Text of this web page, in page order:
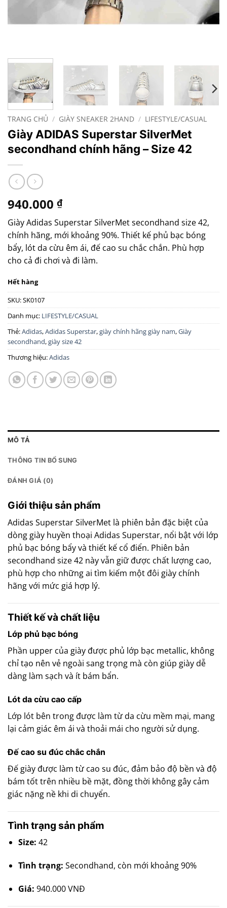
TRANG CHỦ / GIÀY SNEAKER 2HAND / LIFESTYLE/CASUAL
Giày ADIDAS Superstar SilverMet
secondhand chính hãng – Size 42
940.000 ₫
Giày Adidas Superstar SilverMet secondhand size 42,
chính hãng, mới khoảng 90%. Thiết kế phủ bạc bóng
bẩy, lót da cừu êm ái, đế cao su chắc chắn. Phù hợp
cho cả đi chơi và đi làm.
Hết hàng
SKU:SK0107
Danh mục: LIFESTYLE/CASUAL
Thẻ:Adidas,Adidas Superstar,giày chính hãng giày nam,Giày
secondhand,giày size 42
Thương hiệu:Adidas
MÔ TẢ
THÔNG TIN BỔ SUNG
ĐÁNH GIÁ (0)
Giới thiệu sản phẩm
Adidas Superstar SilverMet là phiên bản đặc biệt của
dòng giày huyền thoại Adidas Superstar, nổi bật với lớp
phủ bạc bóng bẩy và thiết kế cổ điển. Phiên bản
secondhand size 42 này vẫn giữ được chất lượng cao,
phù hợp cho những ai tìm kiếm một đôi giày chính
hãng với mức giá hợp lý.
Thiết kế và chất liệu
Lớp phủ bạc bóng
Phần upper của giày được phủ lớp bạc metallic, không
chỉ tạo nên vẻ ngoài sang trọng mà còn giúp giày dễ
dàng làm sạch và ít bám bẩn.
Lót da cừu cao cấp
Lớp lót bên trong được làm từ da cừu mềm mại, mang
lại cảm giác êm ái và thoải mái cho người sử dụng.
Đế cao su đúc chắc chắn
Đế giày được làm từ cao su đúc, đảm bảo độ bền và độ
bám tốt trên nhiều bề mặt, đồng thời không gây cảm
giác nặng nề khi di chuyển.
Tình trạng sản phẩm
Size: 42
Tình trạng: Secondhand, còn mới khoảng 90%
Giá: 940.000 VNĐ